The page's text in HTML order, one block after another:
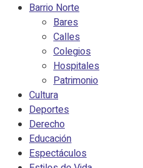
Barrio Norte
Bares
Calles
Colegios
Hospitales
Patrimonio
Cultura
Deportes
Derecho
Educación
Espectáculos